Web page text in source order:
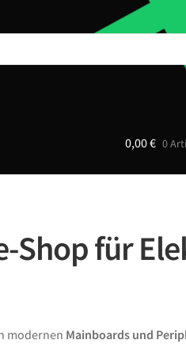
0,00€ 0
Shop für
modernen Mainboards und